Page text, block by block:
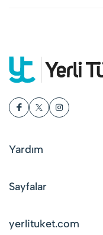
Yardım
Sayfalar
yerlituket.com